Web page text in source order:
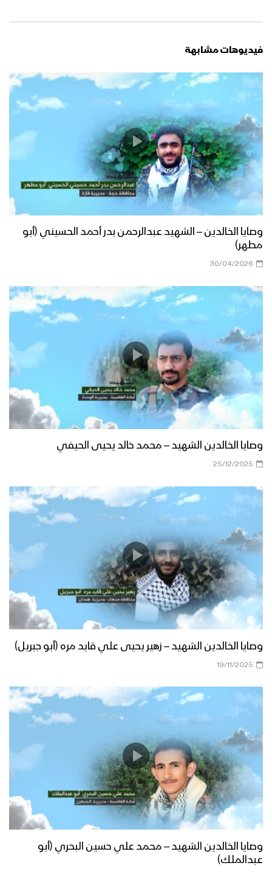
فيديوهات مشابهة
وصايا الخالدين – الشهيد عبدالرحمن بدر أحمد الحسيني (أبو
مطهر)
30/04/2026
وصايا الخالدين الشهيد – محمد خالد يحيى الحيفي
25/12/2025
وصايا الخالدين الشهيد – زهير يحيى علي قايد مره (أبو جبريل)
19/11/2025
وصايا الخالدين الشهيد – محمد علي حسين البحري (أبو
عبدالملك)